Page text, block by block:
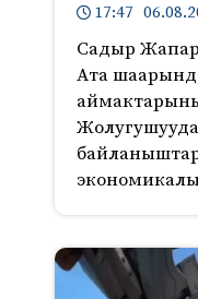
17:47
Садыр
Ата